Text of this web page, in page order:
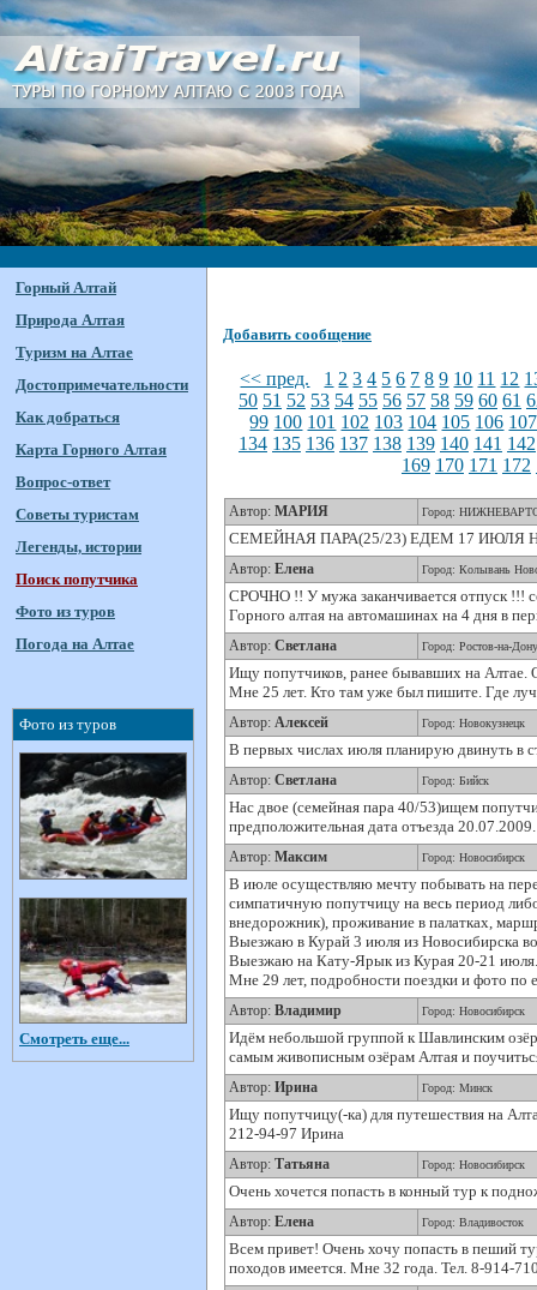
Горный Алтай
Природа Алтая
Туризм на Алтае
Достопримечательности
Как добраться
Карта Горного Алтая
Вопрос-ответ
Советы туристам
Легенды, истории
Поиск попутчика
Фото из туров
Погода на Алтае
Фото из туров
Смотреть еще...
Добавить сообщение
<< пред. 1 2 3 4 5 6 7 8 9 10 11 12
50 51 52 53 54 55 56 57 58 59 60 61
99 100 101 102 103 104 105 106 107
134 135 136 137 138 139 140 141 142
169 170 171 172
Автор: МАРИЯ Город:
СЕМЕЙНАЯ ПАРА(25/23) ЕДЕМ 17
Автор: Елена Город: Колывань
СРОЧНО !! У мужа заканчивается отпуск !!!
Горного алтая на автомашинах на 4 дня в
Автор: Светлана Город: Ростов-на-Дону
Ищу попутчиков, ранее бывавших на Алтае.
Мне 25 лет. Кто там уже был пишите. Где
Автор: Алексей Город: Новокузнецк
В первых числах июля планирую двинуть в
Автор: Светлана Город: Бийск
Нас двое (семейная пара 40/53)ищем
предположительная дата отъезда
Автор: Максим Город: Новосибирск
В июле осуществляю мечту побывать на
симпатичную попутчицу на весь период
внедорожник), проживание в палатках,
Выезжаю в Курай 3 июля из Новосибирска
Выезжаю на Кату-Ярык из Курая 20-21 июля.
Мне 29 лет, подробности поездки и фото по
Автор: Владимир Город: Новосибирск
Идём небольшой группой к Шавлинским
самым живописным озёрам Алтая и
Автор: Ирина Город: Минск
Ищу попутчицу(-ка) для путешествия на
212-94-97 Ирина
Автор: Татьяна Город: Новосибирск
Очень хочется попасть в конный тур к
Автор: Елена Город: Владивосток
Всем привет! Очень хочу попасть в пеший
походов имеется. Мне 32 года. Тел. 8-914-